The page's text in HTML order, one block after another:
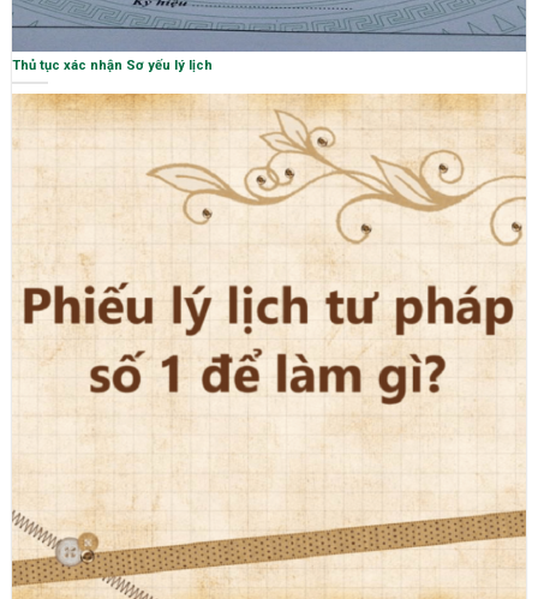
Thủ tục xác nhận Sơ yếu lý lịch